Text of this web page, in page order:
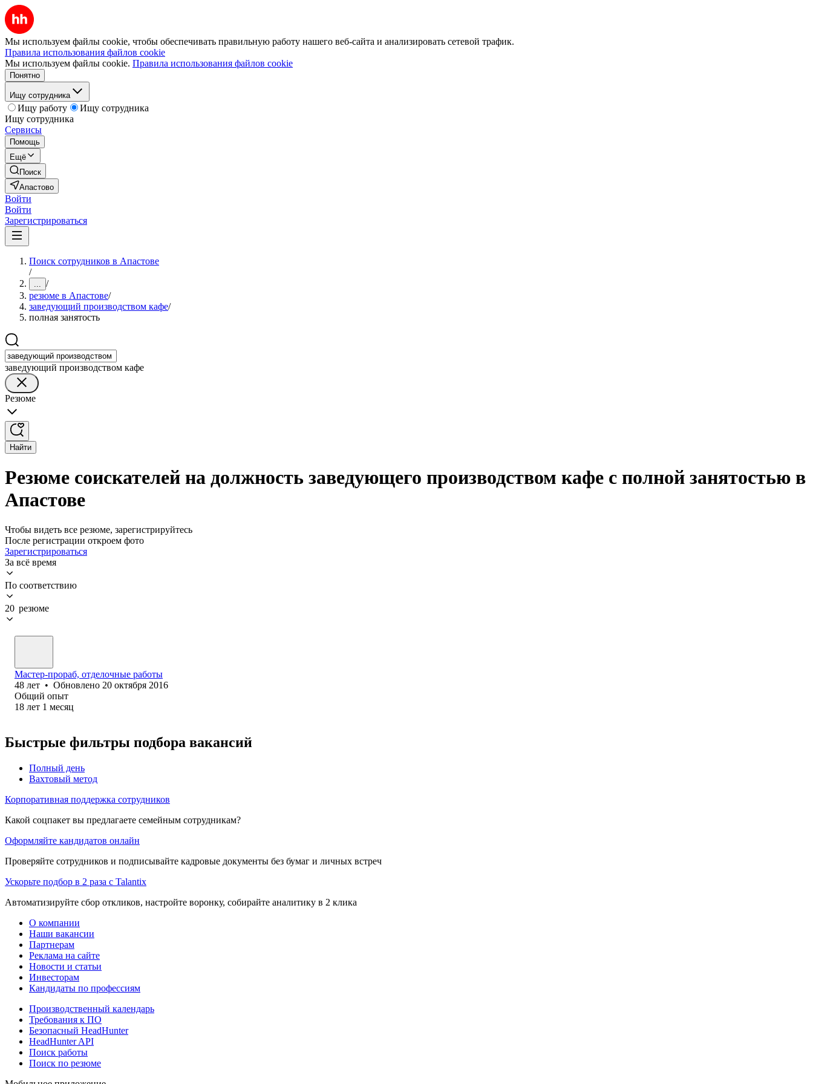
Мы используем файлы cookie, чтобы обеспечивать правильную работу нашего веб-сайта и анализировать сетевой трафик.
Правила использования файлов cookie
Мы используем файлы cookie. Правила использования файлов cookie
Понятно
Ищу сотрудника
Ищу работу
Ищу сотрудника
Ищу сотрудника
Сервисы
Помощь
Ещё
Поиск
Апастово
Войти
Войти
Зарегистрироваться
Поиск сотрудников в Апастове
/
... /
резюме в Апастове/
заведующий производством кафе/
полная занятость
заведующий производством кафе
Резюме
Найти
Резюме соискателей на должность заведующего производством кафе с полной занятостью в
Апастове
Чтобы видеть все резюме, зарегистрируйтесь
После регистрации откроем фото
Зарегистрироваться
За всё время
По соответствию
20 резюме
Мастер-прораб, отделочные работы
48 лет • Обновлено 20 октября 2016
Общий опыт
18 лет 1 месяц
Быстрые фильтры подбора вакансий
Полный день
Вахтовый метод
Корпоративная поддержка сотрудников
Какой соцпакет вы предлагаете семейным сотрудникам?
Оформляйте кандидатов онлайн
Проверяйте сотрудников и подписывайте кадровые документы без бумаг и личных встреч
Ускорьте подбор в 2 раза с Talantix
Автоматизируйте сбор откликов, настройте воронку, собирайте аналитику в 2 клика
О компании
Наши вакансии
Партнерам
Реклама на сайте
Новости и статьи
Инвесторам
Кандидаты по профессиям
Производственный календарь
Требования к ПО
Безопасный HeadHunter
HeadHunter API
Поиск работы
Поиск по резюме